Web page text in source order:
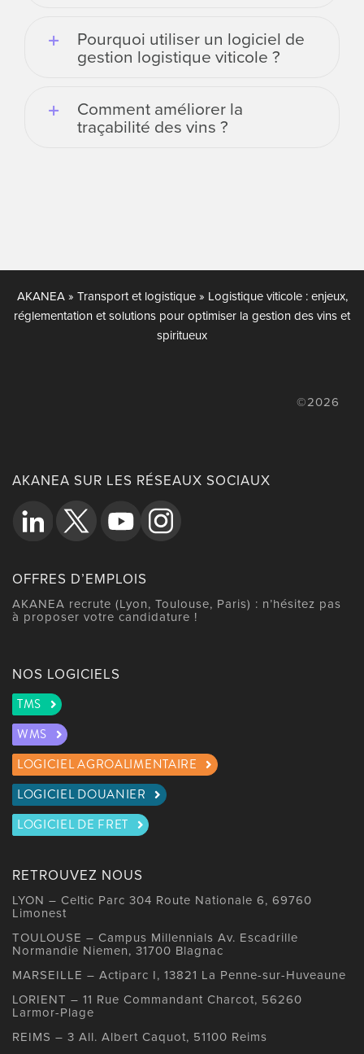
Pourquoi utiliser un logiciel de
gestion logistique viticole ?
Comment améliorer la
traçabilité des vins ?
AKANEA» Transport et logistique» Logistique viticole : enjeux,
réglementation et solutions pour optimiser la gestion des vins et
spiritueux
©2026
AKANEA SUR LES RÉSEAUX SOCIAUX
OFFRES D’EMPLOIS
AKANEA recrute (Lyon, Toulouse, Paris) : n’hésitez pas
à proposer votre candidature !
NOS LOGICIELS
TMS
WMS
LOGICIEL AGROALIMENTAIRE
LOGICIEL DOUANIER
LOGICIEL DE FRET
RETROUVEZ NOUS
LYON – Celtic Parc 304 Route Nationale 6, 69760
Limonest
TOULOUSE – Campus Millennials Av. Escadrille
Normandie Niemen, 31700 Blagnac
MARSEILLE – Actiparc I, 13821 La Penne-sur-Huveaune
LORIENT – 11 Rue Commandant Charcot, 56260
Larmor-Plage
REIMS – 3 All. Albert Caquot, 51100 Reims